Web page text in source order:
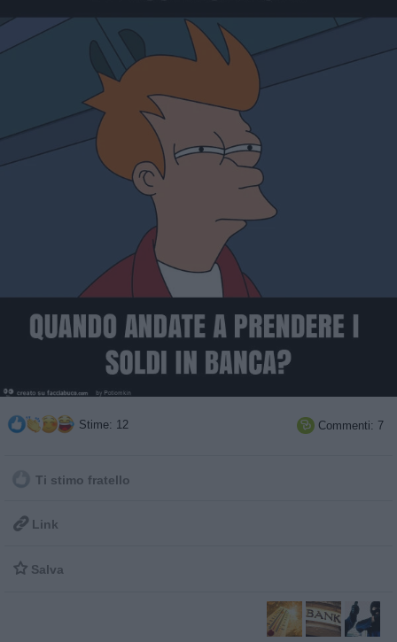
Stime: 12  Commenti: 7
Ti stimo fratello
 Link
 Salva